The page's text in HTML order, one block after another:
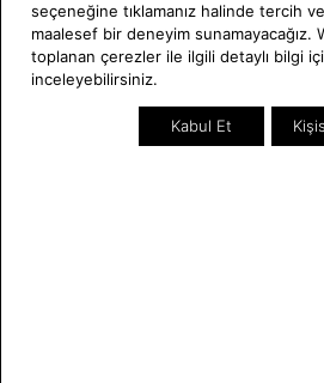
E-BÜLTEN
Bültene üye olun, kampanya ve süprizleri
E-
seçeneğine tıklamanız halinde tercih
maalesef bir deneyim sunamayacağız.
toplanan çerezler ile ilgili detaylı bilgi
inceleyebilirsiniz.
Kabul Et